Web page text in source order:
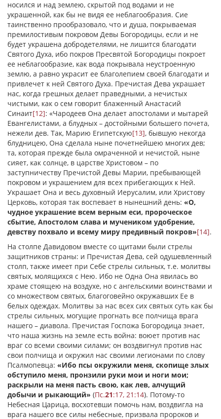
носился и над землею, скрытой под водами и не
украшенной, как бы не видя ее неблагообразия. Сие
таинственно прообразовало, что и душа, покрываемая
премилостивым покровом Девы Богородицы, если и не
будет украшена добродетелями, не лишится благодати
Святого Духа, ибо покров Пресвятой Богородицы покроет
ее неблагообразие, как вода покрывала неустроенную
землю, а равно украсит ее благолепием своей благодати и
привлечет к ней Святого Духа. Пречистая Дева украшает
нас, когда грешных делает праведными, а нечистых
чистыми, как о сем говорит блаженный Анастасий
Синаит[12]: «Чародеев Она делает апостолами и мытарей
Евангелистами, а блудных – достойными большего почета,
нежели дев. Так, Марию Египетскую[13], бывшую некогда
блудницею, Она сделала ныне почетнейшею многих дев;
та, которая прежде была омраченной и нечистой, ныне
сияет, как солнце, в царстве Христовом – по
заступничеству Пречистой Девы Марии, пребывающей
покровом и украшением для всех прибегающих к Ней.
Украшает Она и весь духовный Иерусалим, или Христову
Церковь, которая так воспевает в нынешний день: «О,
чудное украшение всем верным еси, пророческое
сбытие, Апостолом слава и мучеником удобрение,
девству похвало и всему миру предивный покров»[14].
На столпе Давидовом вместе со щитами были стрелы
защитников страны: и Пречистая Дева, сей одушевленный
столп, также имеет при Себе стрелы сильных, т.е. молитвы
святых, молящихся с Нею. Ибо не Одна Она явилась во
храме стоящею на воздухе, но с ангельскими воинствами и
со множеством святых, благоговейно окружавших Ее в
белых одеждах. Молитвы за нас всех сих святых суть как бы
стрелы сильных, могущие прогнать все полчища врага
нашего – диавола. Пречистая Госпожа Богородица знает,
что наша жизнь на земле есть война: воюет против нас
враг со всеми своими силами; он воздвигнул против нас
свои полчища и окружил нас своими легионами по слову
Псалмопевца: «Ибо псы окружили меня, скопище злых
обступило меня, пронзили руки мои и ноги мои;
раскрыли на меня пасть свою, как лев, алчущий
добычи и рыкающий» (Пс.21:17, 21:14). Потому-то
Небесная Царица, восхотевши помочь нам, воздвигла на
врага нашего все силы небесные, призвала пророков и